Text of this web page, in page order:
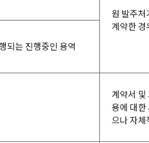
원 발주처
계약한 경
되는 진행중인 용역
계약서 및
용에 대한
으나 자체